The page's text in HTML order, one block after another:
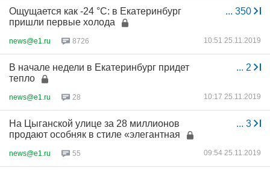
... 350
Ощущается как -24 °С: в Екатеринбург
пришли первые холода
news@e1.ru 8726 10:51 25.11.2019
... 2
В начале недели в Екатеринбург придет
тепло
news@e1.ru 28 10:17 25.11.2019
... 3
На Цыганской улице за 28 миллионов
продают особняк в стиле «элегантная
news@e1.ru 55 09:54 25.11.2019